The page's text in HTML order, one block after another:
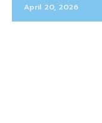
April 20, 2026